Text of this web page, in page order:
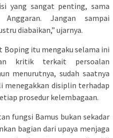
yang sangat penting, sama
Jangan sampai
diabaikan,” ujarnya.
Boping itu mengaku selama ini
kritik terkait persoalan
menurutnya, sudah saatnya
menegakkan disiplin terhadap
prosedur kelembagaan.
fungsi Bamus bukan sekadar
bagian dari upaya menjaga